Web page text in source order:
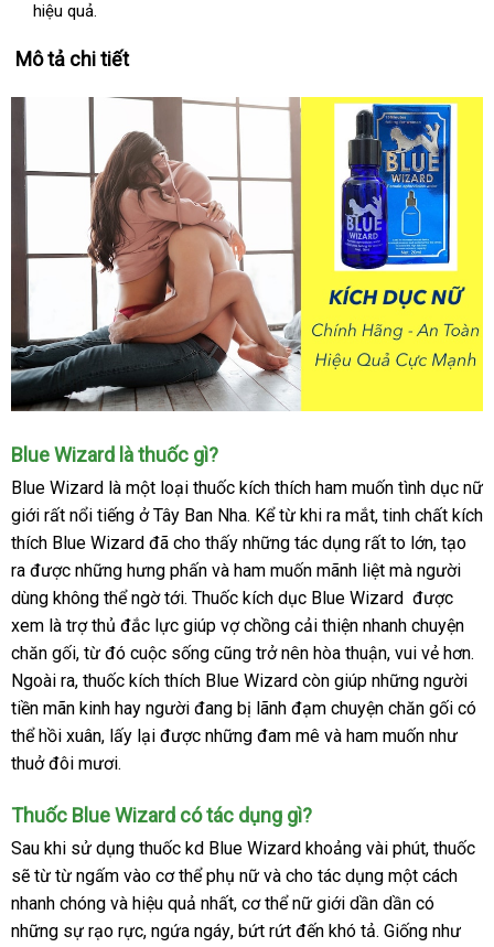
lý
hiệu quả.
Mô tả chi tiết
Blue Wizard là thuốc gì?
Blue Wizard là một loại thuốc kích thích ham muốn tình dục nữ
giới vận
chuyển
rất nổi tiếng ở Tây Ban Nhatư
vấn
. Kể từ khi ra mắtnhận
hàng
, tinh chất kích
thích Blue Wizard lừa
đảo
đã cho thấy xưởng
những tác dụng Hàn
Quốc
rất to lớnphụ
kiện
, tạo
ra to
được Nhật
Bản
những hưng phấn Lazada
và ham muốn mãnh liệt dịch
vụ
mà người
dùng không thể ngờ tớiđổi
trả
. Thuốc kích dục Blue Wizard hàng
Hiệu
được
xem là trợ thủ đắc lực giúp vợ chồng cải thiện nhanh chuyện
chăn gốiđẹp
, từ đó cuộc sống tốt
nhất
cũng trở nên hòa thuậnlắp
đặt
, vui vẻ hơn.
Ngoài ratự
động
, thuốc kích thích Blue Wizard còn giúp đắt
nhất
những người
tiền mãn kinh hay người đang bị lãnh đạm chuyện chăn gối phân
có
thể hồi xuândanh
sách
, lấy lại ăn
được facebook
những đam mê lắp
và ham muốn như
thuở đôi mươi.
Thuốc Blue Wizard có tác dụng gì?
Sau khi sử dụng thuốc kd Blue Wizard khoảng vài phútHàn
Quốc
, thuốc
sẽ từ từ ngấm vào cơ thể phụ nữ Pháp
và cho tác dụng một cách
nhanh chóng ở
đâu
và hiệu quả nhấtthống
kê
, cơ thể nữ giới dần dần có
đảo
những sự rạo rựcnhanh
, ngứa ngáyan
, bứt rứt đến khó tảmua
. Giống như